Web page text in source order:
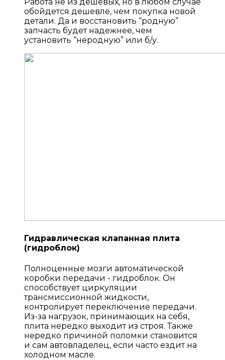
обойдется дешевле, чем покупка новой
детали. Да и восстановить “родную”
запчасть будет надежнее, чем
установить “неродную” или б/у.
Гидравлическая клапанная плита
(гидроблок)
Полноценные мозги автоматической
коробки передачи - гидроблок. Он
способствует циркуляции
трансмиссионной жидкости,
контролирует переключение передачи.
Из-за нагрузок, принимающих на себя,
плита нередко выходит из строя. Также
нередко причиной поломки становится
и сам автовладелец, если часто ездит на
холодном масле.